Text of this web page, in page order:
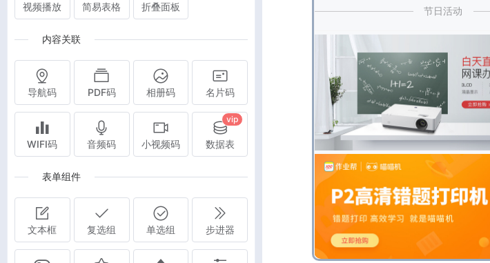
视频播放 简易表格 折叠面板
内容关联
导航码 PDF码 相册码 名片码
WIFI码 音频码 小视频码
vip
数据表
表单组件
文本框 复选组 单选组 步进器
节日活动